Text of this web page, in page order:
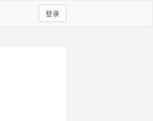
登录